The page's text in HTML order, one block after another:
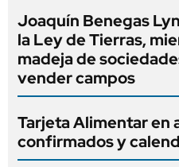
Joaquín Benegas
la Ley de Tierras,
madeja de
vender campos
Tarjeta Alimentar en
confirmados y